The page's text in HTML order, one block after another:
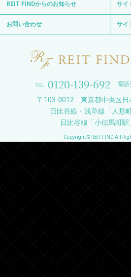
REIT FINDからのお知らせ サイ
お問い合わせ サイ
0120-139-692 電話
〒103-0012 東京都中央区日
日比谷線・浅草線「人形
日比谷線「小伝馬町
Copyright © REIT FIND All